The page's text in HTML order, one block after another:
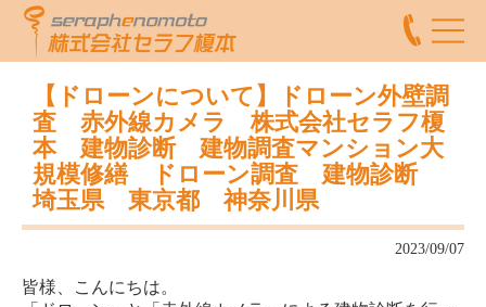
【ドローンについて】ドローン外壁調
査 赤外線カメラ 株式会社セラフ榎
本 建物診断 建物調査マンション大
規模修繕 ドローン調査 建物診断
埼玉県 東京都 神奈川県
2023/09/07
皆様、こんにちは。